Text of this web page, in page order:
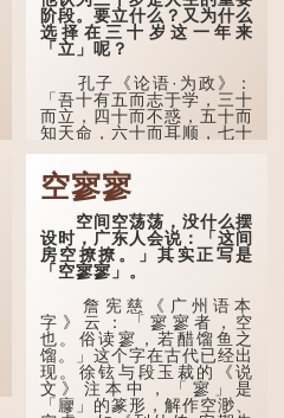
阶段。要立什么？又为什么
选择在三十岁这一年来
「立」呢？
孔子《论语·为政》：
「吾十有五而志于学，三十
而立，四十而不惑，五十而
知天命，六十而耳顺，七十
在古代，男子一般于二
十岁进行冠礼，冠礼完成后
便是成人，但由于未达壮
年，所以又称「弱冠」。
《礼记·曲礼》明确记载：
「人生十年曰幼，学；二十
曰弱，冠；三十曰壮，有
室。」这说明三十岁...
空寥寥
空间空荡荡，没什么摆
设时，广东人会说：「这间
房空撩撩。」其实正写是
「空寥寥」。
詹宪慈《广州语本
字》云：「寥寥者，空
也。俗读寥，若醋馏鱼之
馏。」这个字在古代已经出
现。徐铉与段玉裁的《说
文》注本中，「寥」是
「廫」的篆形，解作空渺、